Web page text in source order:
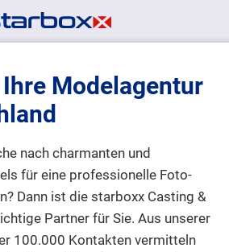
Modelagentur
nach charmanten und
für eine professionelle Foto-
Dann ist die starboxx Casting &
Partner für Sie. Aus unserer
100.000 Kontakten vermitteln